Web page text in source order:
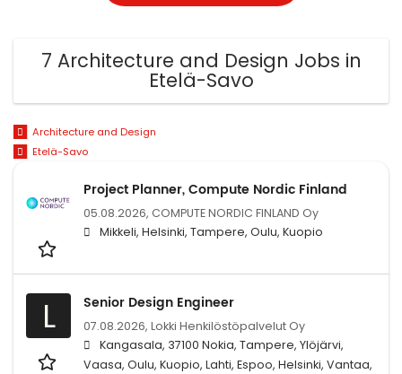
7 Architecture and Design Jobs in
Etelä-Savo
Architecture and Design
Etelä-Savo
Project Planner, Compute Nordic Finland
05.08.2026, COMPUTE NORDIC FINLAND Oy
Mikkeli, Helsinki, Tampere, Oulu, Kuopio
L Senior Design Engineer
07.08.2026, Lokki Henkilöstöpalvelut Oy
Kangasala, 37100 Nokia, Tampere, Ylöjärvi,
Vaasa, Oulu, Kuopio, Lahti, Espoo, Helsinki, Vantaa,